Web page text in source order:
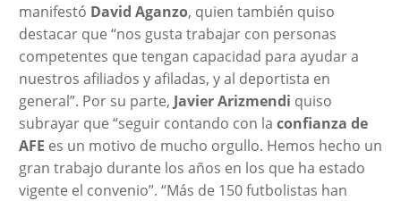
manifestó David Aganzo, quien también quiso
destacar que “nos gusta trabajar con personas
competentes que tengan capacidad para ayudar a
nuestros afiliados y afiladas, y al deportista en
general”. Por su parte, Javier Arizmendi quiso
subrayar que “seguir contando con la confianza de
AFE es un motivo de mucho orgullo. Hemos hecho un
gran trabajo durante los años en los que ha estado
vigente el convenio”. “Más de 150 futbolistas han